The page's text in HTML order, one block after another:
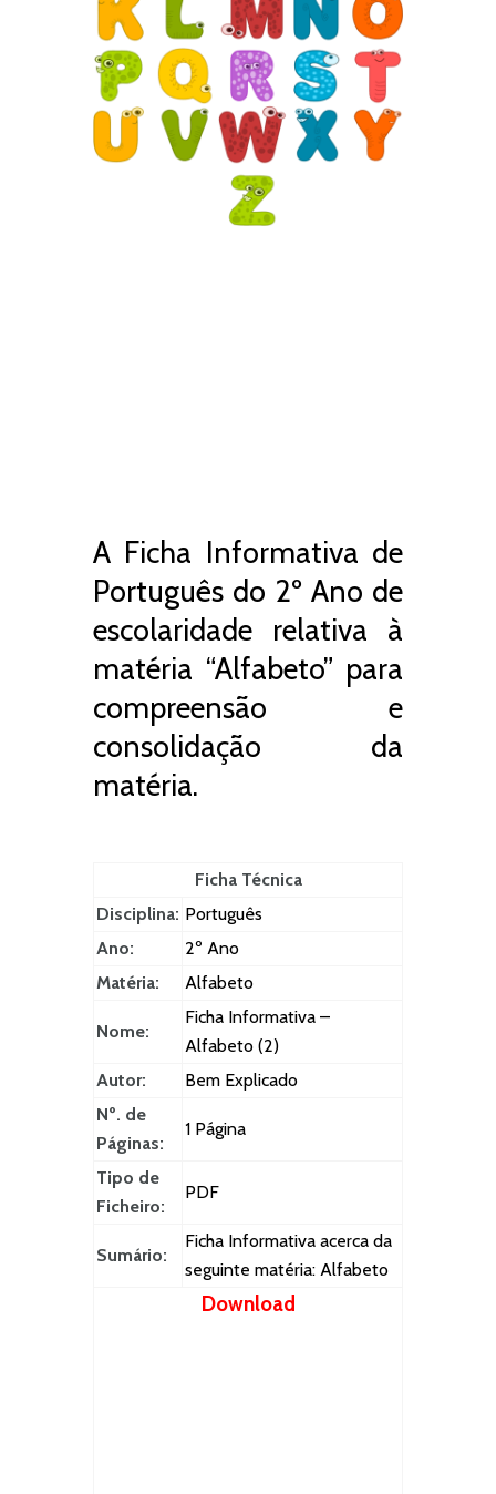
A Ficha Informativa de
Português do 2º Ano de
escolaridade relativa à
matéria “Alfabeto” para
compreensão e
consolidação da
matéria.
Ficha Técnica
Disciplina: Português
Ano:
2º Ano
Matéria:
Alfabeto
Nome:
Ficha Informativa –
Alfabeto (2)
Autor:
Bem Explicado
Nº. de
Páginas:
1 Página
Tipo de
Ficheiro:
PDF
Sumário:
Ficha Informativa acerca da
seguinte matéria: Alfabeto
Download